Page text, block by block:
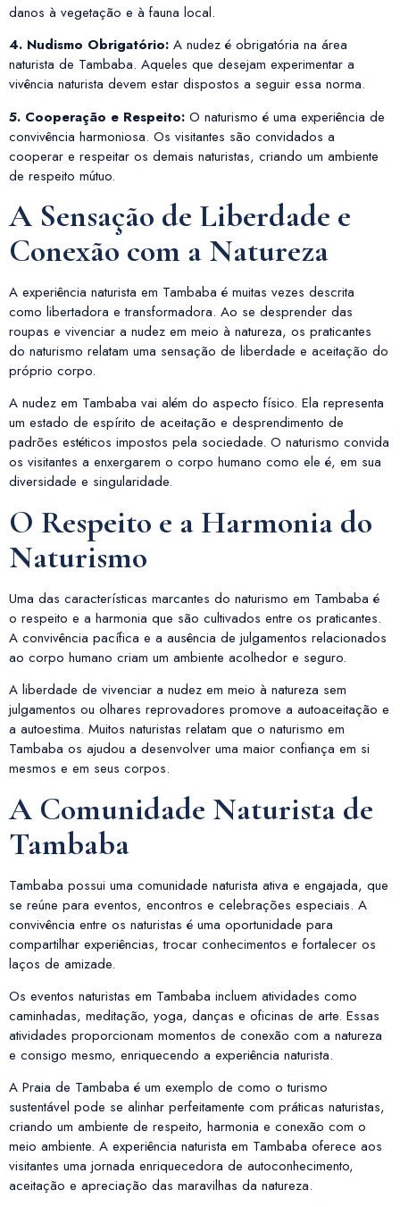
danos à vegetação e à fauna local.
4. Nudismo Obrigatório: A nudez é obrigatória na área
naturista de Tambaba. Aqueles que desejam experimentar a
vivência naturista devem estar dispostos a seguir essa norma.
5. Cooperação e Respeito: O naturismo é uma experiência de
convivência harmoniosa. Os visitantes são convidados a
cooperar e respeitar os demais naturistas, criando um ambiente
de respeito mútuo.
A Sensação de Liberdade e
Conexão com a Natureza
A experiência naturista em Tambaba é muitas vezes descrita
como libertadora e transformadora. Ao se desprender das
roupas e vivenciar a nudez em meio à natureza, os praticantes
do naturismo relatam uma sensação de liberdade e aceitação do
próprio corpo.
A nudez em Tambaba vai além do aspecto físico. Ela representa
um estado de espírito de aceitação e desprendimento de
padrões estéticos impostos pela sociedade. O naturismo convida
os visitantes a enxergarem o corpo humano como ele é, em sua
diversidade e singularidade.
O Respeito e a Harmonia do
Naturismo
Uma das características marcantes do naturismo em Tambaba é
o respeito e a harmonia que são cultivados entre os praticantes.
A convivência pacífica e a ausência de julgamentos relacionados
ao corpo humano criam um ambiente acolhedor e seguro.
A liberdade de vivenciar a nudez em meio à natureza sem
julgamentos ou olhares reprovadores promove a autoaceitação e
a autoestima. Muitos naturistas relatam que o naturismo em
Tambaba os ajudou a desenvolver uma maior confiança em si
mesmos e em seus corpos.
A Comunidade Naturista de
Tambaba
Tambaba possui uma comunidade naturista ativa e engajada, que
se reúne para eventos, encontros e celebrações especiais. A
convivência entre os naturistas é uma oportunidade para
compartilhar experiências, trocar conhecimentos e fortalecer os
laços de amizade.
Os eventos naturistas em Tambaba incluem atividades como
caminhadas, meditação, yoga, danças e oficinas de arte. Essas
atividades proporcionam momentos de conexão com a natureza
e consigo mesmo, enriquecendo a experiência naturista.
A Praia de Tambaba é um exemplo de como o turismo
sustentável pode se alinhar perfeitamente com práticas naturistas,
criando um ambiente de respeito, harmonia e conexão com o
meio ambiente. A experiência naturista em Tambaba oferece aos
visitantes uma jornada enriquecedora de autoconhecimento,
aceitação e apreciação das maravilhas da natureza.